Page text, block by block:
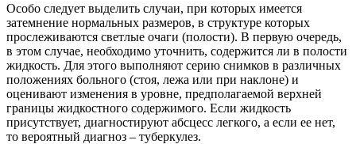
Особо следует выделить случаи, при которых имеется
затемнение нормальных размеров, в структуре которых
прослеживаются светлые очаги (полости). В первую очередь,
в этом случае, необходимо уточнить, содержится ли в полости
жидкость. Для этого выполняют серию снимков в различных
положениях больного (стоя, лежа или при наклоне) и
оценивают изменения в уровне, предполагаемой верхней
границы жидкостного содержимого. Если жидкость
присутствует, диагностируют абсцесс легкого, а если ее нет,
то вероятный диагноз – туберкулез.